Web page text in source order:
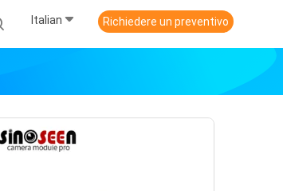
Italian Richiedere un preventivo